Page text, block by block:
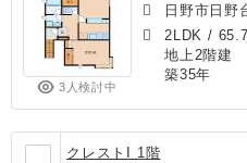
3人検討中
日野市日野
2LDK /
地上2階建
築35年
クレストI 1階